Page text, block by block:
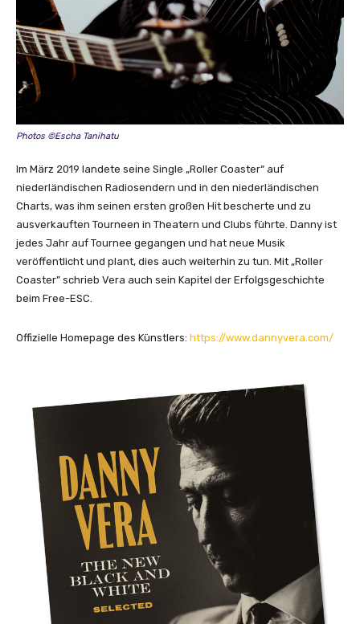
Photos ©Escha Tanihatu
Im März 2019 landete seine Single „Roller Coaster“ auf
niederländischen Radiosendern und in den niederländischen
Charts, was ihm seinen ersten großen Hit bescherte und zu
ausverkauften Tourneen in Theatern und Clubs führte. Danny ist
jedes Jahr auf Tournee gegangen und hat neue Musik
veröffentlicht und plant, dies auch weiterhin zu tun. Mit „Roller
Coaster” schrieb Vera auch sein Kapitel der Erfolgsgeschichte
beim Free-ESC.
Offizielle Homepage des Künstlers: https://www.dannyvera.com/